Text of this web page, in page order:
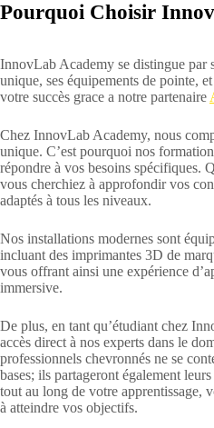
Pourquoi Choisir
InnovLab Academy se distingue par
unique, ses équipements de pointe,
votre succès grace a notre partenaire
Chez InnovLab Academy, nous
unique. C’est pourquoi nos
répondre à vos besoins spécifiques.
vous cherchiez à approfondir vos
adaptés à tous les niveaux.
Nos installations modernes sont
incluant des imprimantes 3D de
vous offrant ainsi une expérience
immersive.
De plus, en tant qu’étudiant chez
accès direct à nos experts dans le
professionnels chevronnés ne se
bases; ils partageront également
tout au long de votre apprentissage,
à atteindre vos objectifs.